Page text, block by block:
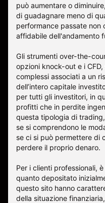
può aumentare o
di guadagnare meno di
performance passate non
affidabile dell'andamento
Gli strumenti over-the-
opzioni knock-out e i
complessi associati a un
dell’intero capitale
per tutti gli investitori, in
profitti che in perdite
questa tipologia di
se si comprendono le
se ci si può permettere di
perdere il proprio denaro.
Per i clienti professionali,
quanto depositato
questo sito hanno
della situazione